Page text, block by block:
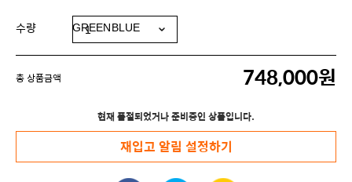
수량
총 상품금액 748,000원
현재 품절되었거나 준비중인 상품입니다.
재입고 알림 설정하기